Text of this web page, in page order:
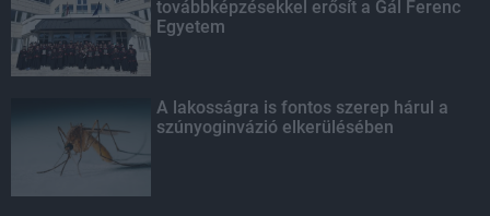
továbbképzésekkel erősít a Gál Ferenc
Egyetem
A lakosságra is fontos szerep hárul a
szúnyoginvázió elkerülésében